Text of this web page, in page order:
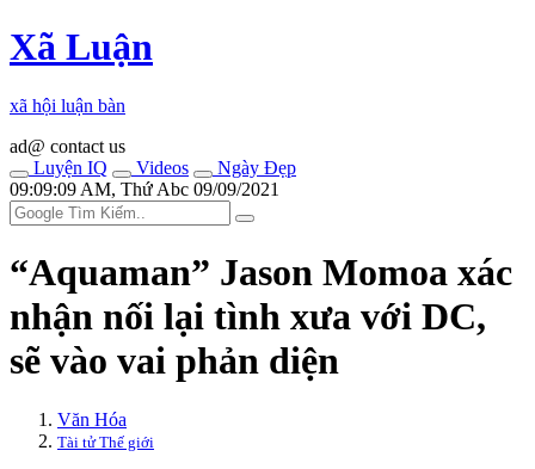
Xã Luận
xã hội luận bàn
ad@ contact us
Luyện IQ
Videos
Ngày Đẹp
09:09:09 AM, Thứ Abc 09/09/2021
“Aquaman” Jason Momoa xác
nhận nối lại tình xưa với DC,
sẽ vào vai phản diện
Văn Hóa
Tài tử Thế giới